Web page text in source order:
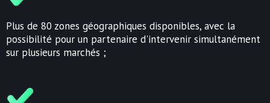
Plus de 80 zones géographiques disponibles, avec la
possibilité pour un partenaire d'intervenir simultanément
sur plusieurs marchés ;